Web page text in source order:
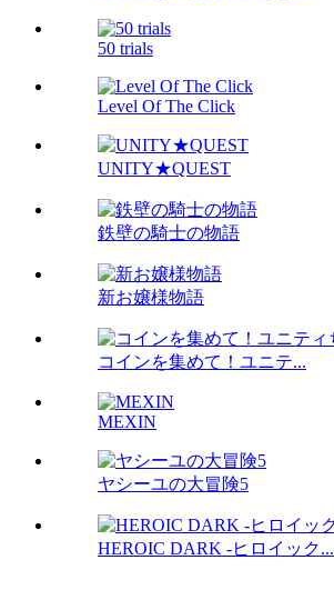
50 trials
Level Of The Click
UNITY★QUEST
鉄壁の騎士の物語
新お嬢様物語
コインを集めて！ユニテ...
MEXIN
ヤシーユの大冒険5
HEROIC DARK -ヒロイック...